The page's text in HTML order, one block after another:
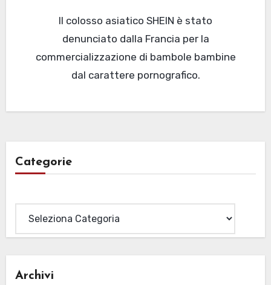
Il colosso asiatico SHEIN è stato
denunciato dalla Francia per la
commercializzazione di bambole bambine
dal carattere pornografico.
Categorie
Archivi